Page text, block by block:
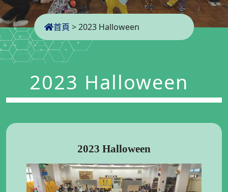
首頁 >2023 Halloween
2023 Halloween
2023 Halloween